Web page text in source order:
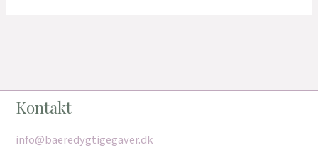
Kontakt
info@baeredygtigegaver.dk